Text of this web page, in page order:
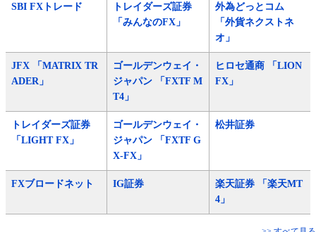
SBI FXトレード
トレイダーズ証券
「みんなのFX」
外為どっとコム
「外貨ネクストネ
オ」
JFX 「MATRIX TR
ADER」
ゴールデンウェイ・
ジャパン 「FXTF M
T4」
ヒロセ通商 「LION
FX」
トレイダーズ証券
「LIGHT FX」
ゴールデンウェイ・
ジャパン 「FXTF G
X-FX」
松井証券
FXブロードネット IG証券
楽天証券 「楽天MT
4」